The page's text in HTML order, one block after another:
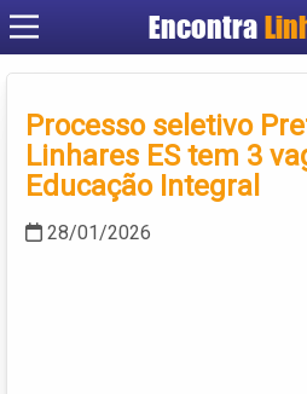
Encontra
Criar
Processo seletivo
Linhares ES tem 3
Educação Integral
28/01/2026